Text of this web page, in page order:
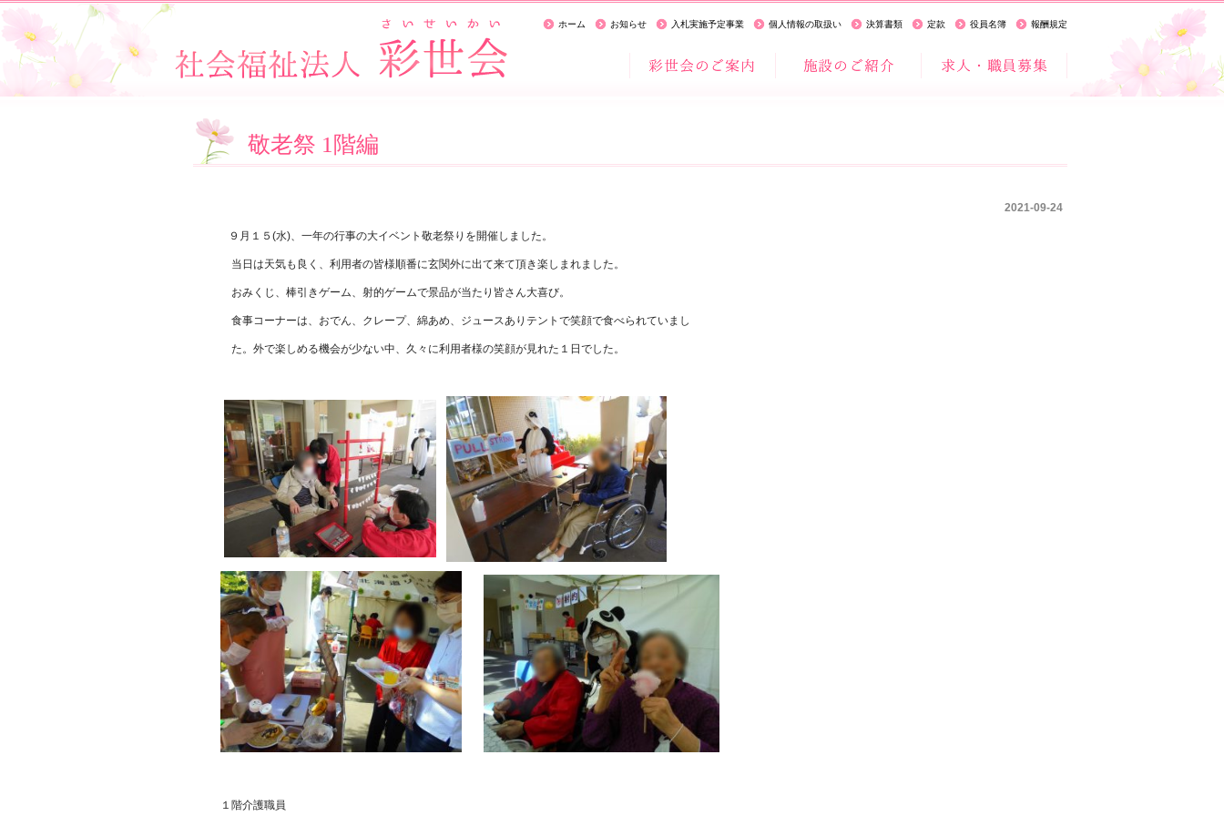
ホーム お知らせ 入札実施予定事業 個人情報の取扱い 決算書類 定款 役員名簿 報酬規定
敬老祭 1階編
2021-09-24
９月１５(水)、一年の行事の大イベント敬老祭りを開催しました。
当日は天気も良く、利用者の皆様順番に玄関外に出て来て頂き楽しまれました。
おみくじ、棒引きゲーム、射的ゲームで景品が当たり皆さん大喜び。
食事コーナーは、おでん、クレープ、綿あめ、ジュースありテントで笑顔で食べられていまし
た。外で楽しめる機会が少ない中、久々に利用者様の笑顔が見れた１日でした。
１階介護職員